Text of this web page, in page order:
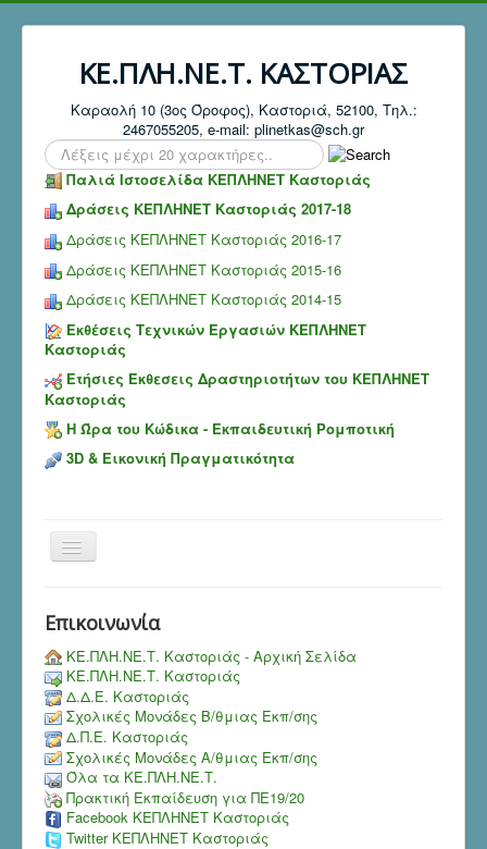
ΚΕ.ΠΛΗ.ΝΕ.Τ. ΚΑΣΤΟΡΙΑΣ
Καραολή 10 (3ος Όροφος), Καστοριά, 52100, Τηλ.:
2467055205, e-mail: plinetkas@sch.gr
Search
...
Παλιά Ιστοσελίδα ΚΕΠΛΗΝΕΤ Καστοριάς
Δράσεις ΚΕΠΛΗΝΕΤ Καστοριάς 2017-18
Δράσεις ΚΕΠΛΗΝΕΤ Καστοριάς 2016-17
Δράσεις ΚΕΠΛΗΝΕΤ Καστοριάς 2015-16
Δράσεις ΚΕΠΛΗΝΕΤ Καστοριάς 2014-15
Εκθέσεις Τεχνικών Εργασιών ΚΕΠΛΗΝΕΤ
Καστοριάς
Ετήσιες Έκθεσεις Δραστηριοτήτων του ΚΕΠΛΗΝΕΤ
Καστοριάς
Η Ώρα του Κώδικα - Εκπαιδευτική Ρομποτική
3D & Εικονική Πραγματικότητα
Toggle
Navigation
Επικοινωνία
ΚΕ.ΠΛΗ.ΝΕ.Τ. Καστοριάς - Αρχική Σελίδα
ΚΕ.ΠΛΗ.ΝΕ.Τ. Καστοριάς
Δ.Δ.Ε. Καστοριάς
Σχολικές Μονάδες Β/θμιας Εκπ/σης
Δ.Π.Ε. Καστοριάς
Σχολικές Μονάδες Α/θμιας Εκπ/σης
Όλα τα ΚΕ.ΠΛΗ.ΝΕ.Τ.
Πρακτική Εκπαίδευση για ΠΕ19/20
Facebook ΚΕΠΛΗΝΕΤ Καστοριάς
Twitter ΚΕΠΛΗΝΕΤ Καστοριάς